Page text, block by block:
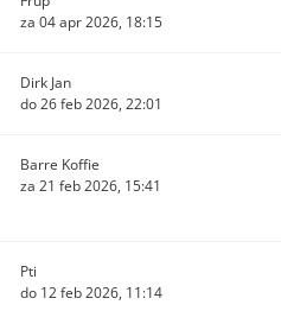
za 04 apr 2026, 18:15
Dirk Jan
do 26 feb 2026, 22:01
Barre Koffie
za 21 feb 2026, 15:41
Pti
do 12 feb 2026, 11:14